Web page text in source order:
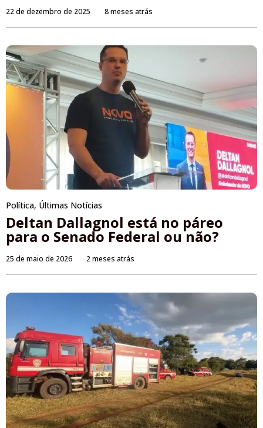
22 de dezembro de 2025 8 meses atrás
Política, Últimas Notícias
Deltan Dallagnol está no páreo
para o Senado Federal ou não?
25 de maio de 2026 2 meses atrás